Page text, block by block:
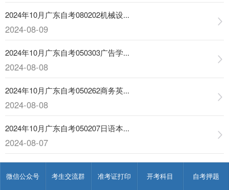
微信公众号 考生交流群 准考证打印 开考科目 自考押题
2024年10月广东自考080202机械设...
2024-08-09
2024年10月广东自考050303广告学...
2024-08-08
2024年10月广东自考050262商务英...
2024-08-08
2024年10月广东自考050207日语本...
2024-08-07
2024年10月广东自考050201英语本...
2024-08-07